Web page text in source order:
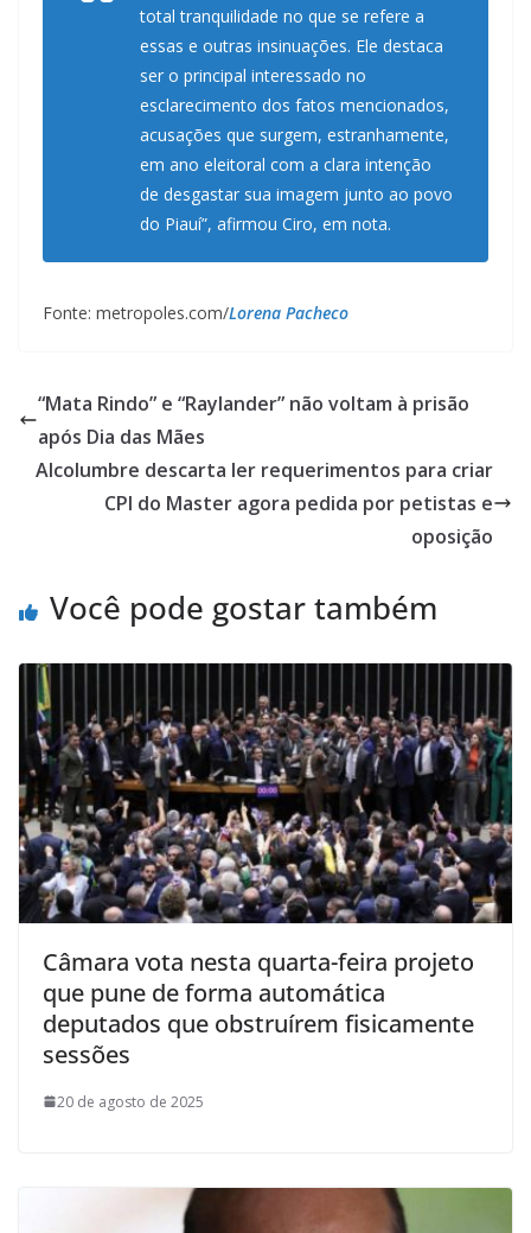
total tranquilidade no que se refere a
essas e outras insinuações. Ele destaca
ser o principal interessado no
esclarecimento dos fatos mencionados,
acusações que surgem, estranhamente,
em ano eleitoral com a clara intenção
de desgastar sua imagem junto ao povo
do Piauí”, afirmou Ciro, em nota.
Fonte: metropoles.com/Lorena Pacheco
“Mata Rindo” e “Raylander” não voltam à prisão
após Dia das Mães
Alcolumbre descarta ler requerimentos para criar
CPI do Master agora pedida por petistas e
oposição
Você pode gostar também
Câmara vota nesta quarta-feira projeto
que pune de forma automática
deputados que obstruírem fisicamente
sessões
20 de agosto de 2025